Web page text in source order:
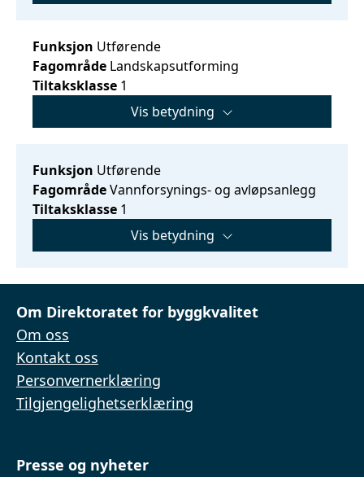
Funksjon Utførende
Fagområde Landskapsutforming
Tiltaksklasse 1
Vis betydning
Funksjon Utførende
FagområdeVannforsynings- og avløpsanlegg
Tiltaksklasse 1
Vis betydning
Om Direktoratet for byggkvalitet
Om oss
Kontakt oss
Personvernerklæring
Tilgjengelighetserklæring
Presse og nyheter